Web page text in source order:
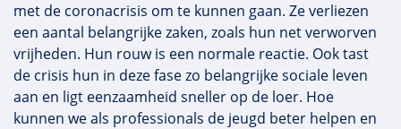
met de coronacrisis om te kunnen gaan. Ze verliezen
een aantal belangrijke zaken, zoals hun net verworven
vrijheden. Hun rouw is een normale reactie. Ook tast
de crisis hun in deze fase zo belangrijke sociale leven
aan en ligt eenzaamheid sneller op de loer. Hoe
kunnen we als professionals de jeugd beter helpen en